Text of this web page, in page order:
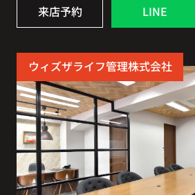
来店予約 LINE
ウィズザライフ管理株式会社